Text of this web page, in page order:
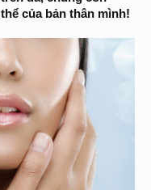
của bản thân mình!